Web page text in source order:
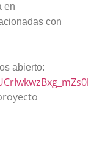
en
con
abierto: